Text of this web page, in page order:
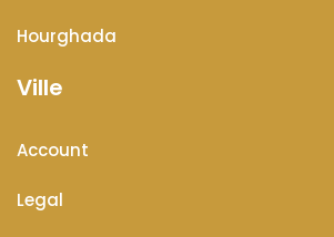
Hourghada
Ville
Account
Legal